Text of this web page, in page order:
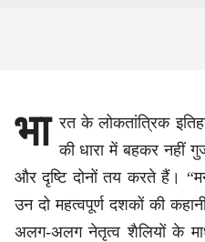
भा रत के लोकतांत्रिक
की धारा में बहकर नहीं
और दृष्टि दोनों तय करते हैं।
उन दो महत्वपूर्ण दशकों की
अलग-अलग नेतृत्व शैलियों के